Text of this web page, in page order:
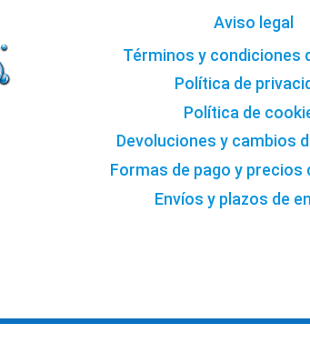
Aviso legal
Términos y condiciones
Política de
Política de
Devoluciones y cambios
Formas de pago y precios
Envíos y plazos de